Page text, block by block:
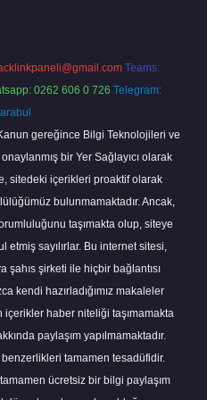
Teams:
0262 606 0 726 Telegram:
gereğince Bilgi Teknolojileri ve
bir Yer Sağlayıcı olarak
sitedeki içerikleri proaktif olarak
bulunmamaktadır. Ancak,
taşımakta olup, siteye
sayılırlar. Bu internet sitesi,
şahıs şirketi ile hiçbir bağlantısı
kendi hazırladığımız makaleler
içerikler haber niteliği taşımamakta
paylaşım yapılmamaktadır.
tamamen tesadüfidir.
ücretsiz bir bilgi paylaşım